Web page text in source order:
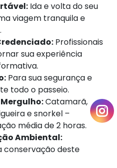
Ida e volta do seu
viagem tranquila e
Profissionais
sua experiência
Para sua segurança e
todo o passeio.
Catamarã,
e snorkel –
média de 2 horas.
Ambiental:
conservação deste